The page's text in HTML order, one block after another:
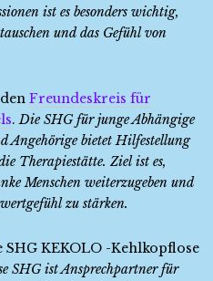
ist es besonders wichtig,
und das Gefühl von
Freundeskreis für
.Die SHG für junge Abhängige
Angehörige bietet Hilfestellung
Therapiestätte. Ziel ist es,
Menschen weiterzugeben und
zu stärken.
SHG KEKOLO -Kehlkopflose
SHG ist Ansprechpartner für